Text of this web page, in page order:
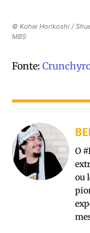
© Kohei Horikoshi /
MBS
Fonte:
O
ou